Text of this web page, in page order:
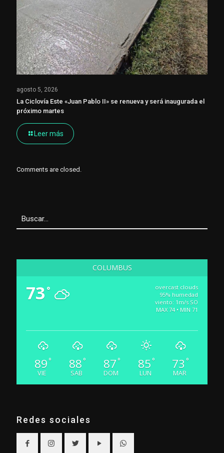
agosto 5, 2026
La Ciclovía Este «Juan Pablo II» se renueva y será inaugurada el
próximo martes
Leer más
Comments are closed.
COLUMBUS
73 °
overcast clouds
95% humedad
viento: 1m/s SO
MAX 74 • MIN 71
89 °
VIE
88 °
SAB
87 °
DOM
85 °
LUN
73 °
MAR
Redes sociales